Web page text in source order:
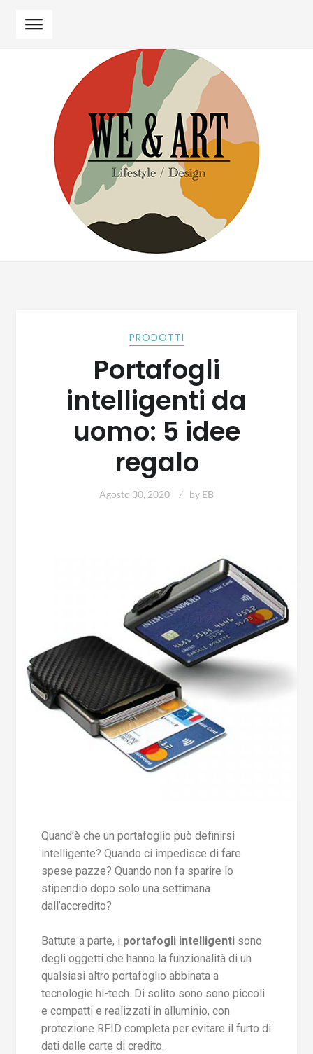
PRODOTTI
Portafogli
intelligenti da
uomo: 5 idee
regalo
Agosto 30, 2020 by EB
Quand’è che un portafoglio può definirsi
intelligente? Quando ci impedisce di fare
spese pazze? Quando non fa sparire lo
stipendio dopo solo una settimana
dall’accredito?
Battute a parte, i portafogli intelligentisono
degli oggetti che hanno la funzionalità di un
qualsiasi altro portafoglio abbinata a
tecnologie hi-tech. Di solito sono sono piccoli
e compatti e realizzati in alluminio, con
protezione RFID completa per evitare il furto di
dati dalle carte di credito.